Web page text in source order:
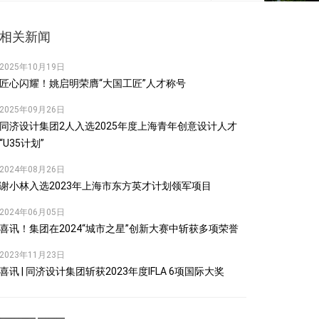
相关新闻
2025年10月19日
匠心闪耀！姚启明荣膺“大国工匠”人才称号
2025年09月26日
同济设计集团2人入选2025年度上海青年创意设计人才
“U35计划”
2024年08月26日
谢小林入选2023年上海市东方英才计划领军项目
2024年06月05日
喜讯！集团在2024“城市之星”创新大赛中斩获多项荣誉
2023年11月23日
喜讯 | 同济设计集团斩获2023年度IFLA 6项国际大奖